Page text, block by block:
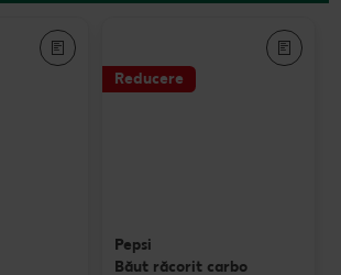
Reducere
Pepsi
Băut răcorit carbo